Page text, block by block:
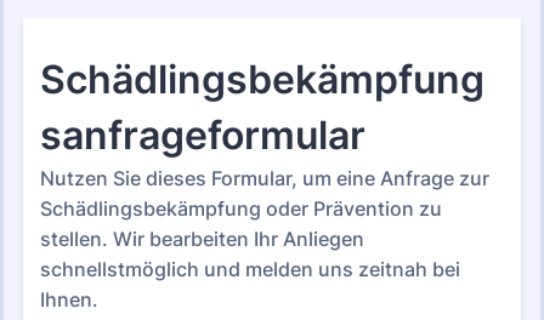
Anfrageformulare
722 Vorlagen